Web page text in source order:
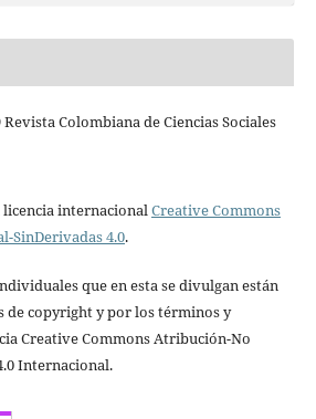
Colombiana de Ciencias Sociales
licencia internacionalCreative Commons
SinDerivadas 4.0.
que en esta se divulgan están
de copyright y por los términos y
Creative Commons Atribución-No
Internacional.